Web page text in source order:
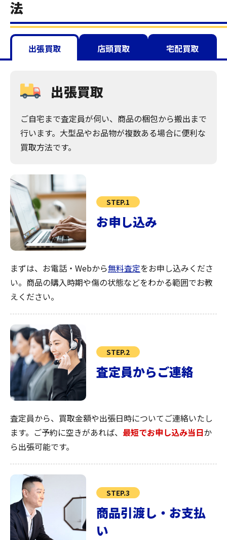
法
出張買取 店頭買取 宅配買取
出張買取
ご自宅まで査定員が伺い、商品の梱包から搬出まで
行います。大型品やお品物が複数ある場合に便利な
買取方法です。
STEP.1
お申し込み
まずは、お電話・Webから無料査定をお申し込みくださ
い。商品の購入時期や傷の状態などをわかる範囲でお教
えください。
STEP.2
査定員からご連絡
査定員から、買取金額や出張日時についてご連絡いたし
ます。ご予約に空きがあれば、 最短でお申し込み当日か
ら出張可能です。
STEP.3
商品引渡し・お支払
い